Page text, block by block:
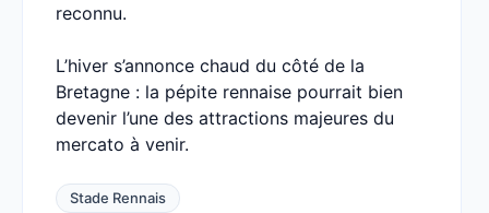
reconnu.
L’hiver s’annonce chaud du côté de la
Bretagne : la pépite rennaise pourrait bien
devenir l’une des attractions majeures du
mercato à venir.
Stade Rennais